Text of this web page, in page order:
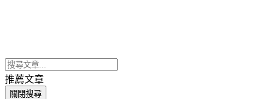
推薦文章
關閉搜尋